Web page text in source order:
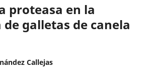
proteasa en la
galletas de canela
Callejas